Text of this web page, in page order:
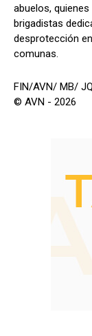
abuelos,
brigadistas
desprotección
comunas.
FIN/AVN/ MB/
© AVN - 2026